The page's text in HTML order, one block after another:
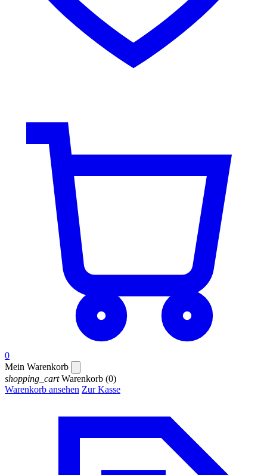
0
Mein Warenkorb
shopping_cart Warenkorb (0)
Warenkorb ansehen Zur Kasse